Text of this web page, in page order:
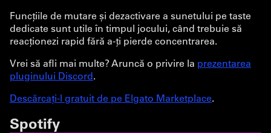
Funcțiile de mutare și dezactivare a sunetului pe taste
dedicate sunt utile în timpul jocului, când trebuie să
reacționezi rapid fără a-ți pierde concentrarea.
Vrei să afli mai multe? Aruncă o privire la prezentarea
pluginului Discord.
Descărcați-l gratuit de pe Elgato Marketplace.
Spotify